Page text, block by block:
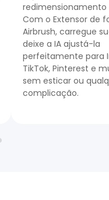
redimensionamento
Com o Extensor de
Airbrush, carregue
deixe a IA ajustá-la
perfeitamente para
TikTok, Pinterest e
sem esticar ou
complicação.